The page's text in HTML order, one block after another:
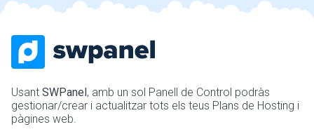
Usant SWPanel, amb un sol Panell de Control podràs
gestionar/crear i actualitzar tots els teus Plans de Hosting i
pàgines web.